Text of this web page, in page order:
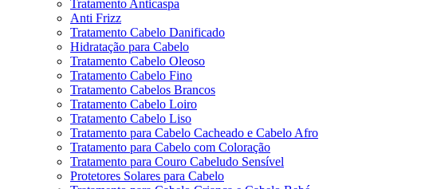
Tratamento Anticaspa
Anti Frizz
Tratamento Cabelo Danificado
Hidratação para Cabelo
Tratamento Cabelo Oleoso
Tratamento Cabelo Fino
Tratamento Cabelos Brancos
Tratamento Cabelo Loiro
Tratamento Cabelo Liso
Tratamento para Cabelo Cacheado e Cabelo Afro
Tratamento para Cabelo com Coloração
Tratamento para Couro Cabeludo Sensível
Protetores Solares para Cabelo